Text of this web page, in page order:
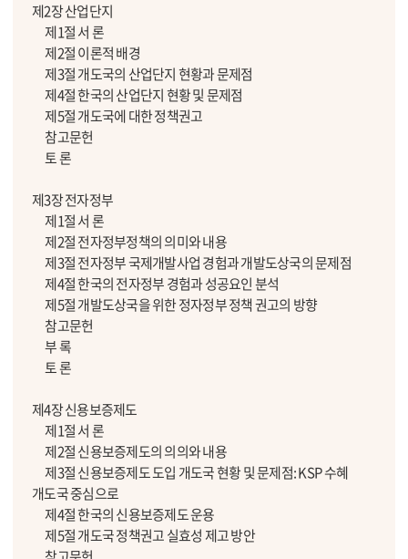
제2장 산업단지
제1절 서 론
제2절 이론적 배경
제3절 개도국의 산업단지 현황과 문제점
제4절 한국의 산업단지 현황 및 문제점
제5절 개도국에 대한 정책권고
참고문헌
토 론
제3장 전자정부
제1절 서 론
제2절 전자정부정책의 의미와 내용
제3절 전자정부 국제개발사업 경험과 개발도상국의 문제점
제4절 한국의 전자정부 경험과 성공요인 분석
제5절 개발도상국을 위한 정자정부 정책 권고의 방향
참고문헌
부 록
토 론
제4장 신용보증제도
제1절 서 론
제2절 신용보증제도의 의의와 내용
제3절 신용보증제도 도입 개도국 현황 및 문제점: KSP 수혜
개도국 중심으로
제4절 한국의 신용보증제도 운용
제5절 개도국 정책권고 실효성 제고 방안